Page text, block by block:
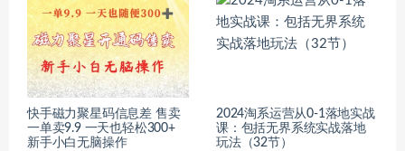
快手磁力聚星码信息差 售卖
一单卖9.9 一天也轻松300+
新手小白无脑操作
2024淘系运营从0-1落地实战
课：包括无界系统实战落地
玩法（32节）